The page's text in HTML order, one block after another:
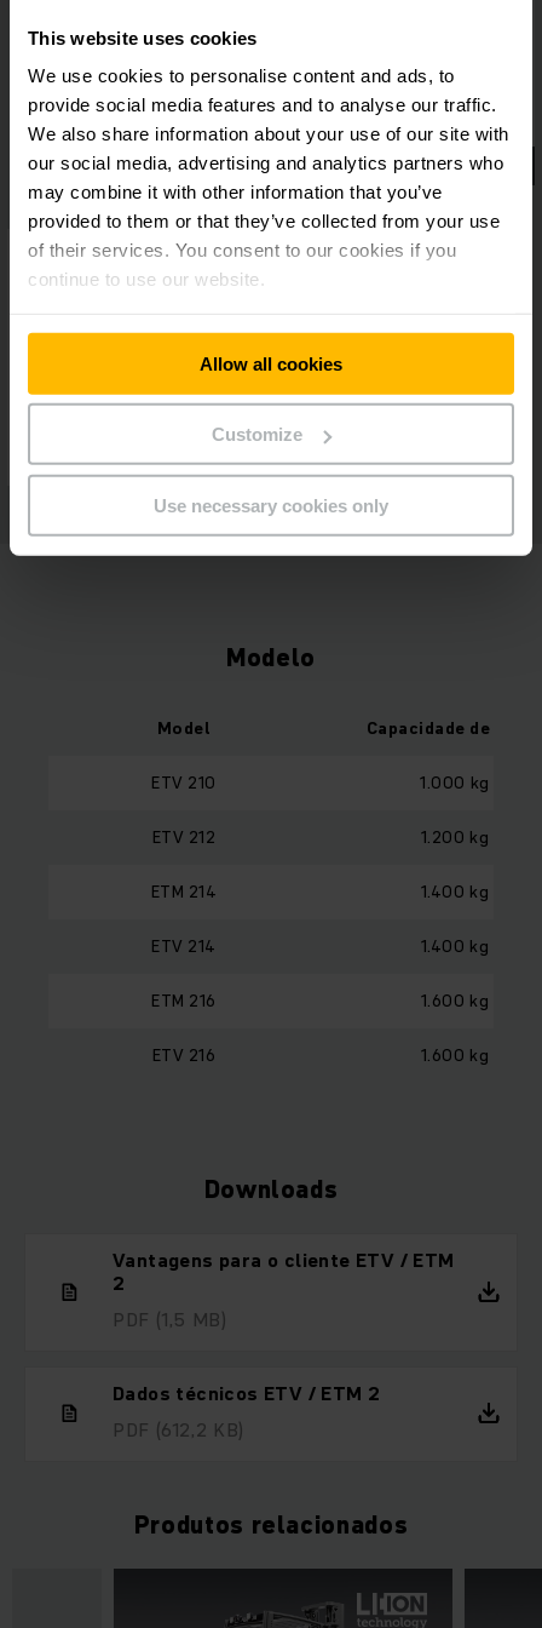
This website uses cookies
We use cookies to personalise content and ads, to
provide social media features and to analyse our traffic.
We also share information about your use of our site with
our social media, advertising and analytics partners who
may combine it with other information that you’ve
provided to them or that they’ve collected from your use
of their services. You consent to our cookies if you
continue to use our website.
Allow all cookies
Customize
Use necessary cookies only
Modelo
Model Capacidade de
ETV 210 1.000 kg
ETV 212 1.200 kg
ETM 214 1.400 kg
ETV 214 1.400 kg
ETM 216 1.600 kg
ETV 216 1.600 kg
Downloads
Vantagens para o cliente ETV / ETM
2
PDF (1,5 MB)
Dados técnicos ETV / ETM 2
PDF (612,2 KB)
Produtos relacionados